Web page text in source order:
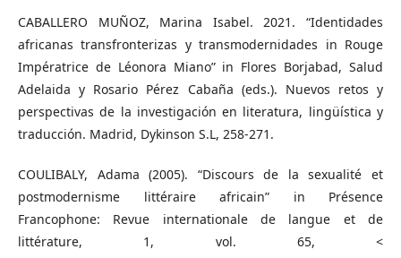
CABALLERO MUÑOZ, Marina Isabel. 2021. “Identidades
africanas transfronterizas y transmodernidades in Rouge
Impératrice de Léonora Miano” in Flores Borjabad, Salud
Adelaida y Rosario Pérez Cabaña (eds.). Nuevos retos y
perspectivas de la investigación en literatura, lingüística y
traducción. Madrid, Dykinson S.L, 258-271.
COULIBALY, Adama (2005). “Discours de la sexualité et
postmodernisme littéraire africain” in Présence
Francophone: Revue internationale de langue et de
littérature, 1, vol. 65, <